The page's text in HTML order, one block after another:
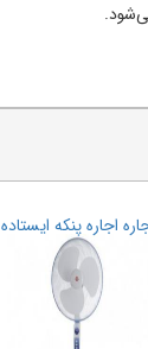
اجاره پنکه ایستاده